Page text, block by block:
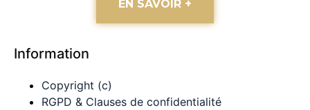
EN SAVOIR +
Information
Copyright (c)
RGPD & Clauses de confidentialité